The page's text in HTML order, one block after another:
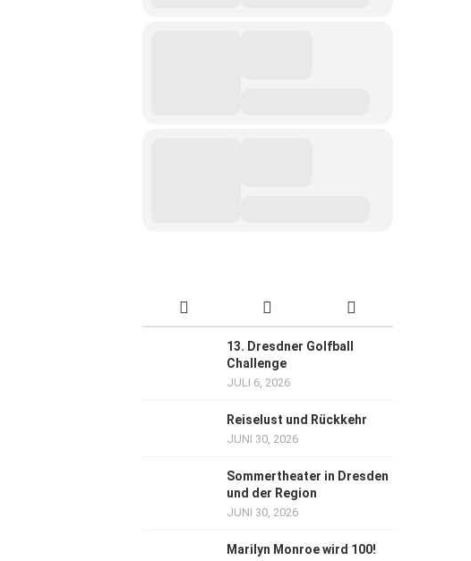
13. Dresdner Golfball
Challenge
JULI 6, 2026
Reiselust und Rückkehr
JUNI 30, 2026
Sommertheater in Dresden
und der Region
JUNI 30, 2026
Marilyn Monroe wird 100!